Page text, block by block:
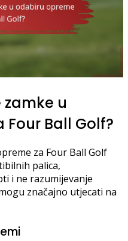
zamke u
Ball Golf?
za Four Ball Golf
palica,
i ne razumijevanje
značajno utjecati na